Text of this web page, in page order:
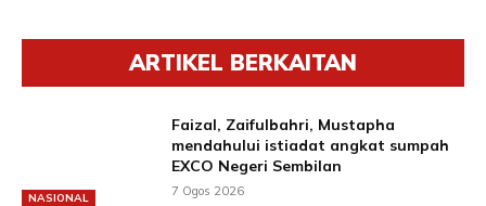
ARTIKEL BERKAITAN
NASIONAL
Faizal, Zaifulbahri, Mustapha
mendahului istiadat angkat sumpah
EXCO Negeri Sembilan
7 Ogos 2026